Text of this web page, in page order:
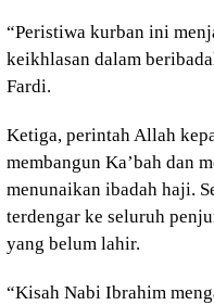
“Peristiwa kurban ini
keikhlasan dalam
Fardi.
Ketiga, perintah Allah
membangun Ka’bah dan
menunaikan ibadah haji.
terdengar ke seluruh
yang belum lahir.
“Kisah Nabi Ibrahim